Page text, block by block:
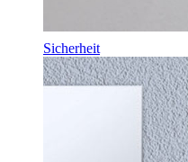
Sicherheit